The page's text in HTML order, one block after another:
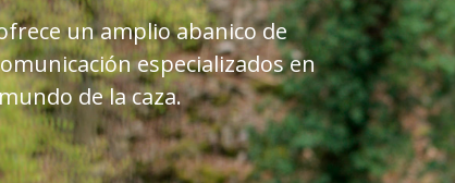
un amplio abanico de
especializados en
de la caza.